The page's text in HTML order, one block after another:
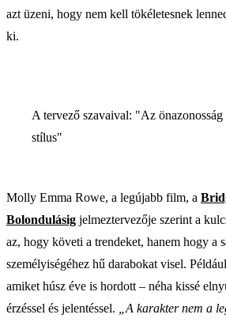
azt üzeni, hogy nem kell tökéletesnek
ki.
A tervező szavaival: "Az
stílus"
Molly Emma Rowe, a legújabb film, a
Bolondulásig jelmeztervezője szerint a
az, hogy követi a trendeket, hanem hogy a
személyiségéhez hű darabokat visel.
amiket húsz éve is hordott – néha kissé
érzéssel és jelentéssel.
„A karakter nem a